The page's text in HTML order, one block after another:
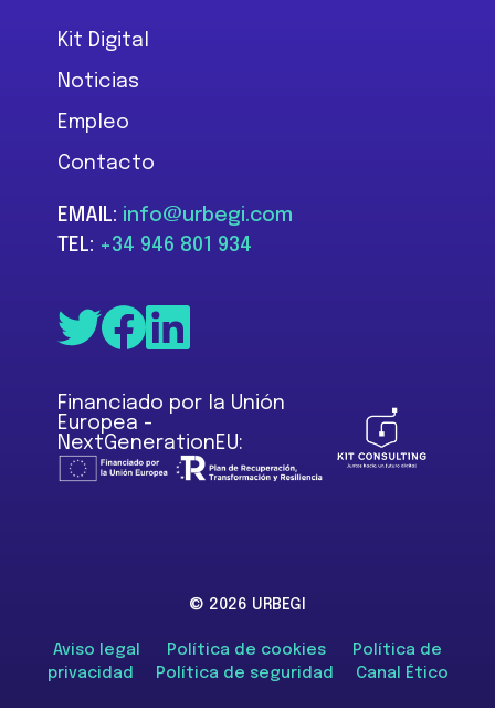
Kit Digital
Noticias
Empleo
Contacto
EMAIL: info@urbegi.com
TEL: +34 946 801 934
Financiado por la Unión
Europea -
NextGenerationEU:
© 2026 URBEGI
Aviso legal Política de cookies
Política de
privacidad
Política de seguridad Canal Ético